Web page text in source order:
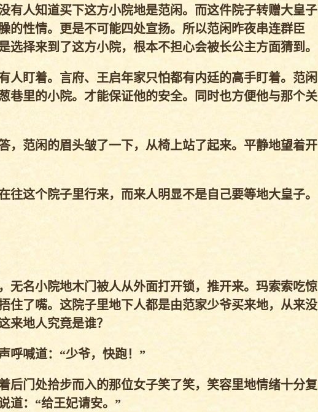
有人知道买下这方小院地是范闲。而这件院子转赠大皇子
的性情。更是不可能四处宣扬。所以范闲昨夜串连群臣
选择来到了这方小院，根本不担心会被长公主方面猜到。
人盯着。言府、王启年家只怕都有内廷的高手盯着。范闲
巷里的小院。才能保证他的安全。同时也方便他与那个关
，范闲的眉头皱了一下，从椅上站了起来。平静地望着开
这个院子里行来，而来人明显不是自己要等地大皇子。
无名小院地木门被人从外面打开锁，推开来。玛索索吃惊
住了嘴。这院子里地下人都是由范家少爷买来地，从来没
来地人究竟是谁？
呼喊道：“少爷，快跑！”
后门处拾步而入的那位女子笑了笑，笑容里地情绪十分复
道：“给王妃请安。”